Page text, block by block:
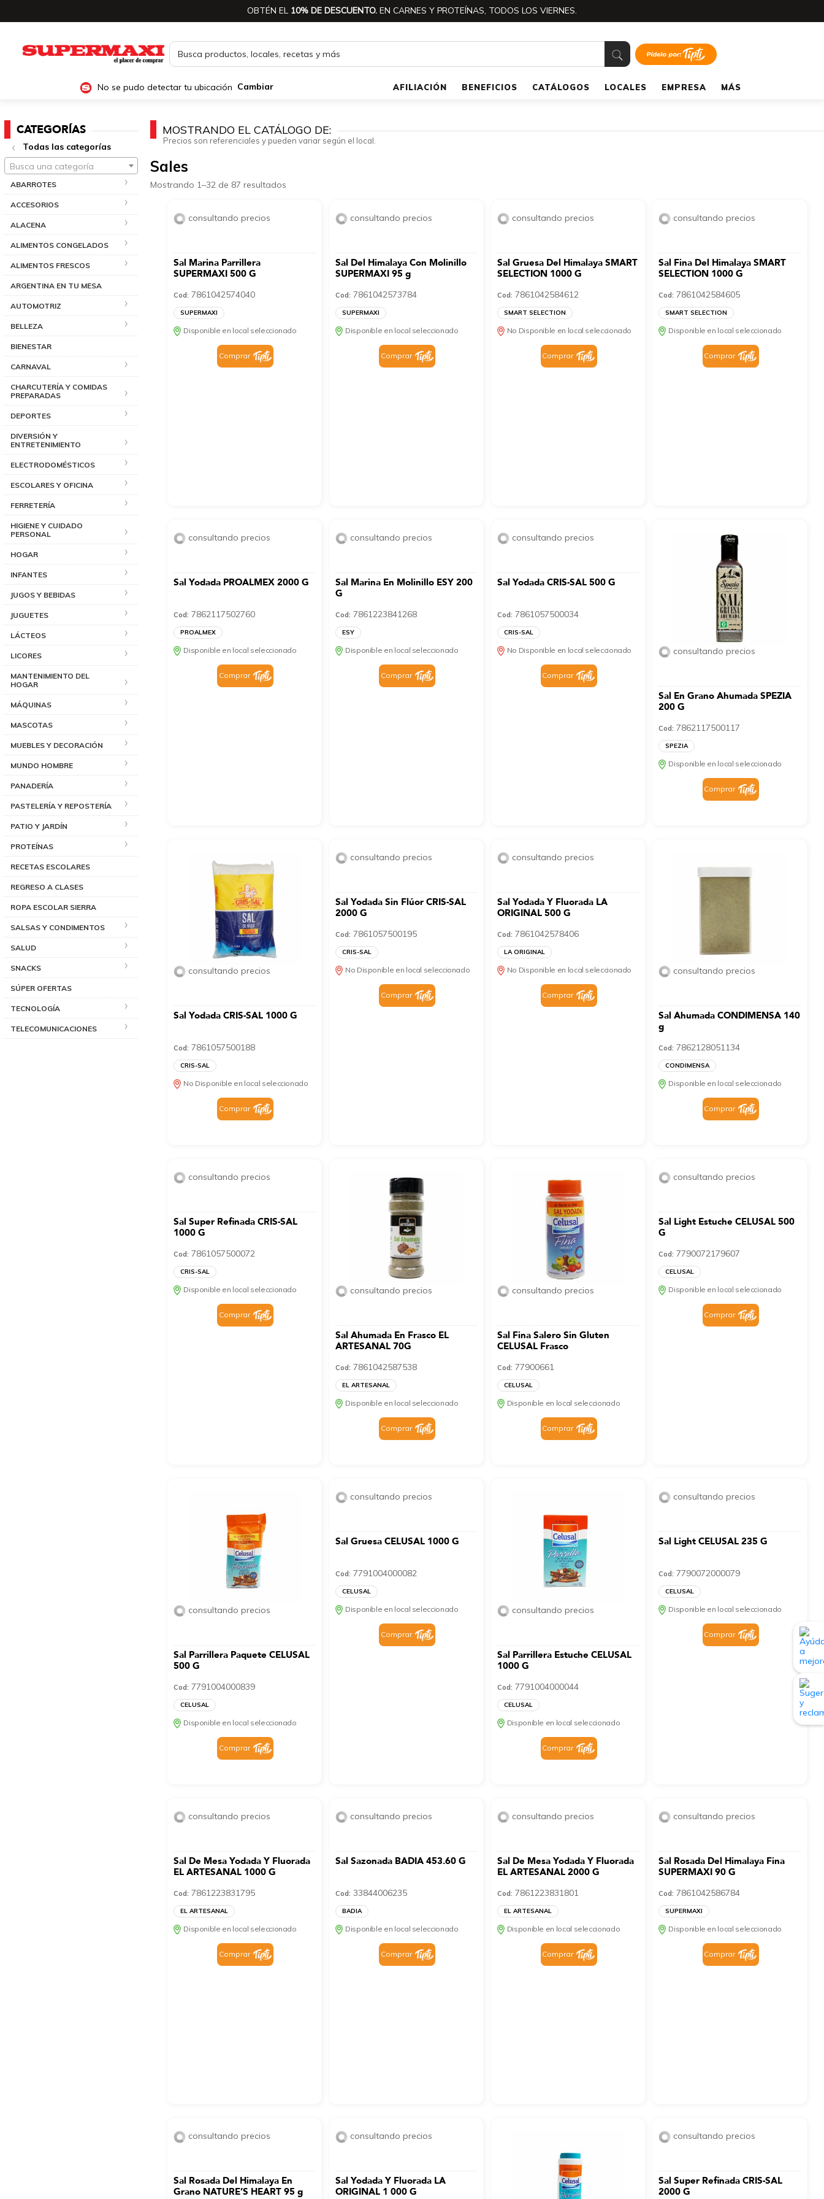
OBTÉN EL 10% DE DESCUENTO. EN CARNES Y PROTEÍNAS, TODOS LOS VIERNES.
No se pudo detectar tu ubicación Cambiar AFILIACIÓN BENEFICIOS CATÁLOGOS LOCALES EMPRESA MÁS
CATEGORÍAS
Todas las categorías
Busca una categoría
ABARROTES
ACCESORIOS
ALACENA
ALIMENTOS CONGELADOS
ALIMENTOS FRESCOS
ARGENTINA EN TU MESA
AUTOMOTRIZ
BELLEZA
BIENESTAR
CARNAVAL
CHARCUTERÍA Y COMIDAS
PREPARADAS
DEPORTES
DIVERSIÓN Y
ENTRETENIMIENTO
ELECTRODOMÉSTICOS
ESCOLARES Y OFICINA
FERRETERÍA
HIGIENE Y CUIDADO
PERSONAL
HOGAR
INFANTES
JUGOS Y BEBIDAS
JUGUETES
LÁCTEOS
LICORES
MANTENIMIENTO DEL
HOGAR
MÁQUINAS
MASCOTAS
MUEBLES Y DECORACIÓN
MUNDO HOMBRE
PANADERÍA
PASTELERÍA Y REPOSTERÍA
PATIO Y JARDÍN
PROTEÍNAS
RECETAS ESCOLARES
REGRESO A CLASES
ROPA ESCOLAR SIERRA
SALSAS Y CONDIMENTOS
SALUD
SNACKS
SÚPER OFERTAS
TECNOLOGÍA
TELECOMUNICACIONES
MOSTRANDO EL CATÁLOGO DE:
Precios son referenciales y pueden variar según el local.
Sales
Mostrando 1–32 de 87 resultados
consultando precios
Sal Marina Parrillera
SUPERMAXI 500 G
Cod: 7861042574040
SUPERMAXI
Disponible en local seleccionado
Comprar
consultando precios
Sal Del Himalaya Con Molinillo
SUPERMAXI 95 g
Cod: 7861042573784
SUPERMAXI
Disponible en local seleccionado
Comprar
consultando precios
Sal Gruesa Del Himalaya SMART
SELECTION 1000 G
Cod: 7861042584612
SMART SELECTION
No Disponible en local seleccionado
Comprar
consultando precios
Sal Fina Del Himalaya SMART
SELECTION 1000 G
Cod: 7861042584605
SMART SELECTION
Disponible en local seleccionado
Comprar
consultando precios
Sal Yodada PROALMEX 2000 G
Cod: 7862117502760
PROALMEX
Disponible en local seleccionado
Comprar
consultando precios
Sal Marina En Molinillo ESY 200
G
Cod: 7861223841268
ESY
Disponible en local seleccionado
Comprar
consultando precios
Sal Yodada CRIS-SAL 500 G
Cod: 7861057500034
CRIS-SAL
No Disponible en local seleccionado
Comprar
consultando precios
Sal En Grano Ahumada SPEZIA
200 G
Cod: 7862117500117
SPEZIA
Disponible en local seleccionado
Comprar
consultando precios
Sal Yodada CRIS-SAL 1000 G
Cod: 7861057500188
CRIS-SAL
No Disponible en local seleccionado
Comprar
consultando precios
Sal Yodada Sin Flúor CRIS-SAL
2000 G
Cod: 7861057500195
CRIS-SAL
No Disponible en local seleccionado
Comprar
consultando precios
Sal Yodada Y Fluorada LA
ORIGINAL 500 G
Cod: 7861042578406
LA ORIGINAL
No Disponible en local seleccionado
Comprar
consultando precios
Sal Ahumada CONDIMENSA 140
g
Cod: 7862128051134
CONDIMENSA
Disponible en local seleccionado
Comprar
consultando precios
Sal Super Refinada CRIS-SAL
1000 G
Cod: 7861057500072
CRIS-SAL
Disponible en local seleccionado
Comprar
consultando precios
Sal Ahumada En Frasco EL
ARTESANAL 70G
Cod: 7861042587538
EL ARTESANAL
Disponible en local seleccionado
Comprar
consultando precios
Sal Fina Salero Sin Gluten
CELUSAL Frasco
Cod: 77900661
CELUSAL
Disponible en local seleccionado
Comprar
consultando precios
Sal Light Estuche CELUSAL 500
G
Cod: 7790072179607
CELUSAL
Disponible en local seleccionado
Comprar
consultando precios
Sal Parrillera Paquete CELUSAL
500 G
Cod: 7791004000839
CELUSAL
Disponible en local seleccionado
Comprar
consultando precios
Sal Gruesa CELUSAL 1000 G
Cod: 7791004000082
CELUSAL
Disponible en local seleccionado
Comprar
consultando precios
Sal Parrillera Estuche CELUSAL
1000 G
Cod: 7791004000044
CELUSAL
Disponible en local seleccionado
Comprar
consultando precios
Sal Light CELUSAL 235 G
Cod: 7790072000079
CELUSAL
Disponible en local seleccionado
Comprar
consultando precios
Sal De Mesa Yodada Y Fluorada
EL ARTESANAL 1000 G
Cod: 7861223831795
EL ARTESANAL
Disponible en local seleccionado
Comprar
consultando precios
Sal Sazonada BADIA 453.60 G
Cod: 33844006235
BADIA
Disponible en local seleccionado
Comprar
consultando precios
Sal De Mesa Yodada Y Fluorada
EL ARTESANAL 2000 G
Cod: 7861223831801
EL ARTESANAL
Disponible en local seleccionado
Comprar
consultando precios
Sal Rosada Del Himalaya Fina
SUPERMAXI 90 G
Cod: 7861042586784
SUPERMAXI
Disponible en local seleccionado
Comprar
consultando precios
Sal Rosada Del Himalaya En
Grano NATURE’S HEART 95 g
consultando precios
Sal Yodada Y Fluorada LA
ORIGINAL 1 000 G
consultando precios
Sal Super Refinada CRIS-SAL
2000 G